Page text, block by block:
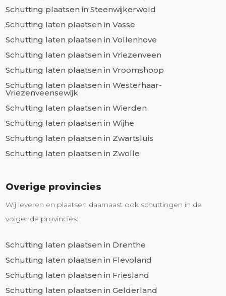
Schutting plaatsen in Steenwijkerwold
Schutting laten plaatsen in Vasse
Schutting laten plaatsen in Vollenhove
Schutting laten plaatsen in Vriezenveen
Schutting laten plaatsen in Vroomshoop
Schutting laten plaatsen in Westerhaar-
Vriezenveensewijk
Schutting laten plaatsen in Wierden
Schutting laten plaatsen in Wijhe
Schutting laten plaatsen in Zwartsluis
Schutting laten plaatsen in Zwolle
Overige provincies
Wij leveren en plaatsen daarnaast ook schuttingen in de
volgende provincies:
Schutting laten plaatsen in Drenthe
Schutting laten plaatsen in Flevoland
Schutting laten plaatsen in Friesland
Schutting laten plaatsen in Gelderland